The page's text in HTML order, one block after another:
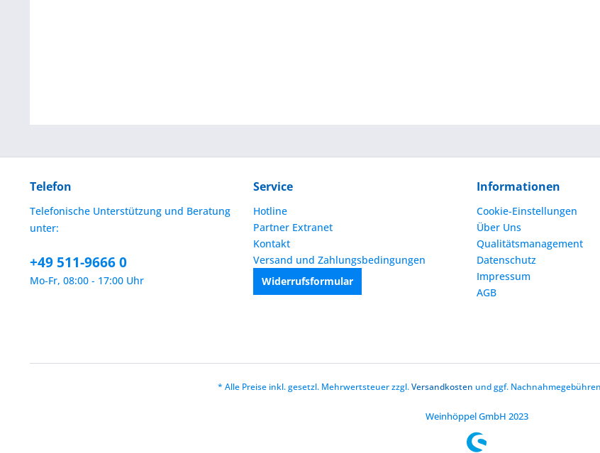
Telefon
Telefonische Unterstützung und Beratung
unter:
+49 511-9666 0
Mo-Fr, 08:00 - 17:00 Uhr
Service
Hotline
Partner Extranet
Kontakt
Versand und Zahlungsbedingungen
Widerrufsformular
Informationen
Cookie-Einstellungen
Über Uns
Qualitätsmanagement
Datenschutz
Impressum
AGB
* Alle Preise inkl. gesetzl. Mehrwertsteuer zzgl.Versandkosten und ggf.
Weinhöppel GmbH 2023